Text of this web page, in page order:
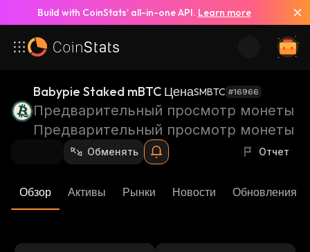
Build with CoinStats’ all-in-one API. Learn more
Babypie Staked mBTC ЦенаSMBTC #16966
Предварительный просмотр монеты
Предварительный просмотр монеты
Обменять Отчет
Обзор Активы Рынки Новости Обновления